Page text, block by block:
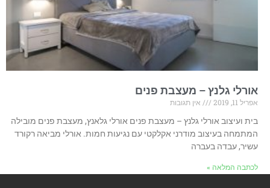
אורלי גלנץ – מעצבת פנים
אפריל 11, 2019
אין תגובות
בית ועיצוב אורלי גלנץ – מעצבת פנים אורלי גלאנץ, מעצבת פנים מובילה
המתמחה בעיצוב מודרני אקלקטי עם נגיעות חמות. אורלי מביאה רקורד
עשיר, עבדה בעברה
לכתבה המלאה »